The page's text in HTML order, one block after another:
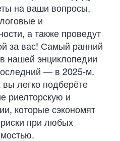
на ваши вопросы,
и
а также проведут
за вас! Самый ранний
нашей энциклопедии
— в 2025-м.
легко подберёте
риелторскую и
которые сэкономят
при любых